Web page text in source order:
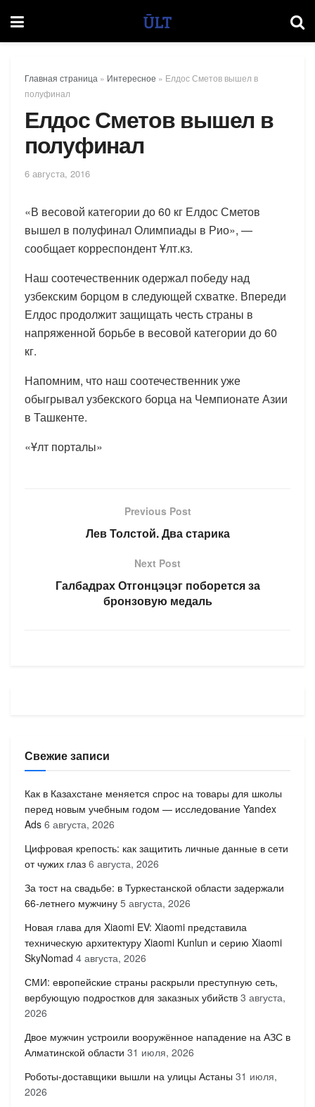
Главная страница » Интересное » Елдос Сметов вышел в
полуфинал
Елдос Сметов вышел в
полуфинал
6 августа, 2016
«В весовой категории до 60 кг Елдос Сметов
вышел в полуфинал Олимпиады в Рио», —
сообщает корреспондент Ұлт.кз.
Наш соотечественник одержал победу над
узбекским борцом в следующей схватке. Впереди
Елдос продолжит защищать честь страны в
напряженной борьбе в весовой категории до 60
кг.
Напомним, что наш соотечественник уже
обыгрывал узбекского борца на Чемпионате Азии
в Ташкенте.
«Ұлт порталы»
Previous Post
Лев Толстой. Два старика
Next Post
Галбадрах Отгонцэцэг поборется за
бронзовую медаль
Свежие записи
Как в Казахстане меняется спрос на товары для школы
перед новым учебным годом — исследование Yandex
Ads 6 августа, 2026
Цифровая крепость: как защитить личные данные в сети
от чужих глаз 6 августа, 2026
За тост на свадьбе: в Туркестанской области задержали
66-летнего мужчину 5 августа, 2026
Новая глава для Xiaomi EV: Xiaomi представила
техническую архитектуру Xiaomi Kunlun и серию Xiaomi
SkyNomad 4 августа, 2026
СМИ: европейские страны раскрыли преступную сеть,
вербующую подростков для заказных убийств 3 августа,
2026
Двое мужчин устроили вооружённое нападение на АЗС в
Алматинской области 31 июля, 2026
Роботы-доставщики вышли на улицы Астаны 31 июля,
2026